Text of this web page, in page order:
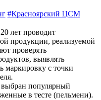
#Красноярский ЦСМ
лет проводит
продукции, реализуемой
проверять
выявлять
маркировку с точки
популярный
в тесте (пельмени).